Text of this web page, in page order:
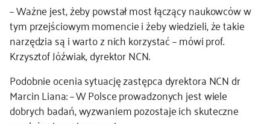
– Ważne jest, żeby powstał most łączący naukowców w
tym przejściowym momencie i żeby wiedzieli, że takie
narzędzia są i warto z nich korzystać – mówi prof.
Krzysztof Jóźwiak, dyrektor NCN.
Podobnie ocenia sytuację zastępca dyrektora NCN dr
Marcin Liana: – W Polsce prowadzonych jest wiele
dobrych badań, wyzwaniem pozostaje ich skuteczne